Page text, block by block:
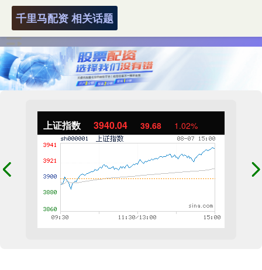
上证指数 3940.04 39.68 1.02%
千里马配资 相关话题